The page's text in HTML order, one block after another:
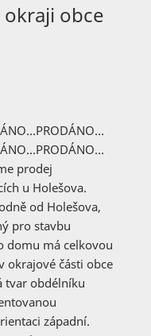
obce
prodej
u Holešova.
od Holešova,
pro stavbu
domu má celkovou
okrajové části obce
tvar obdélníku
západní.